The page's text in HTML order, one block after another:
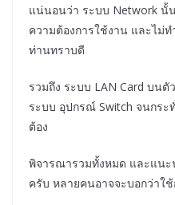
แน่นอนว่า ระบบ Network นั้
ความต้องการใช้งาน และไม่
ท่านทราบดี
รวมถึง ระบบ LAN Card บนตั
ระบบ อุปกรณ์ Switch จนกระ
ต้อง
พิจารณารวมทั้งหมด และแนะ
ครับ หลายคนอาจจะบอกว่าใ